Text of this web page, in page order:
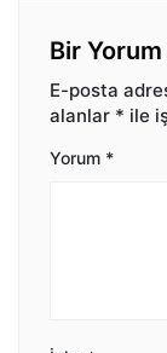
Bir Yorum
E-posta
alanlar * ile
Yorum *